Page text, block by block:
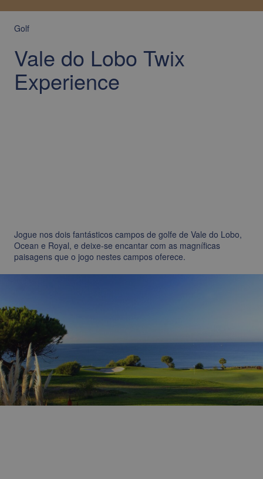
Golf
Vale do Lobo Twix
Experience
Jogue nos dois fantásticos campos de golfe de Vale do Lobo,
Ocean e Royal, e deixe-se encantar com as magníficas
paisagens que o jogo nestes campos oferece.